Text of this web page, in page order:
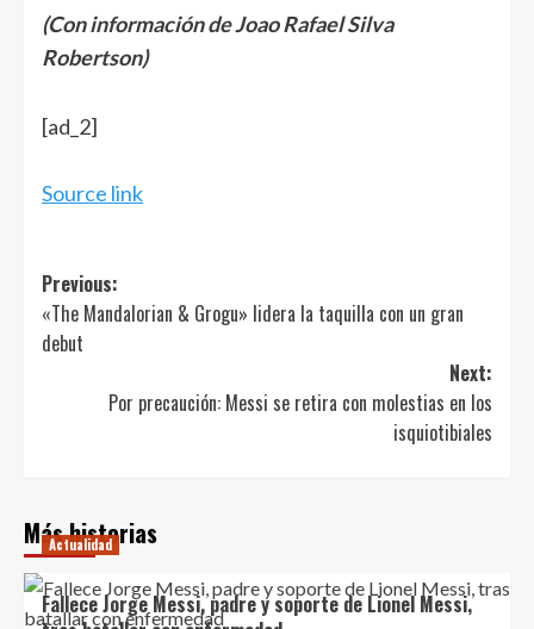
(Con información de Joao Rafael Silva
Robertson)
Navegación
de
entradas
[ad_2]
Source link
Post
navigation
Previous:
«The Mandalorian & Grogu» lidera la taquilla con un gran
debut
Next:
Por precaución: Messi se retira con molestias en los
isquiotibiales
Más historias
Actualidad
Fallece Jorge Messi, padre y soporte de Lionel Messi,